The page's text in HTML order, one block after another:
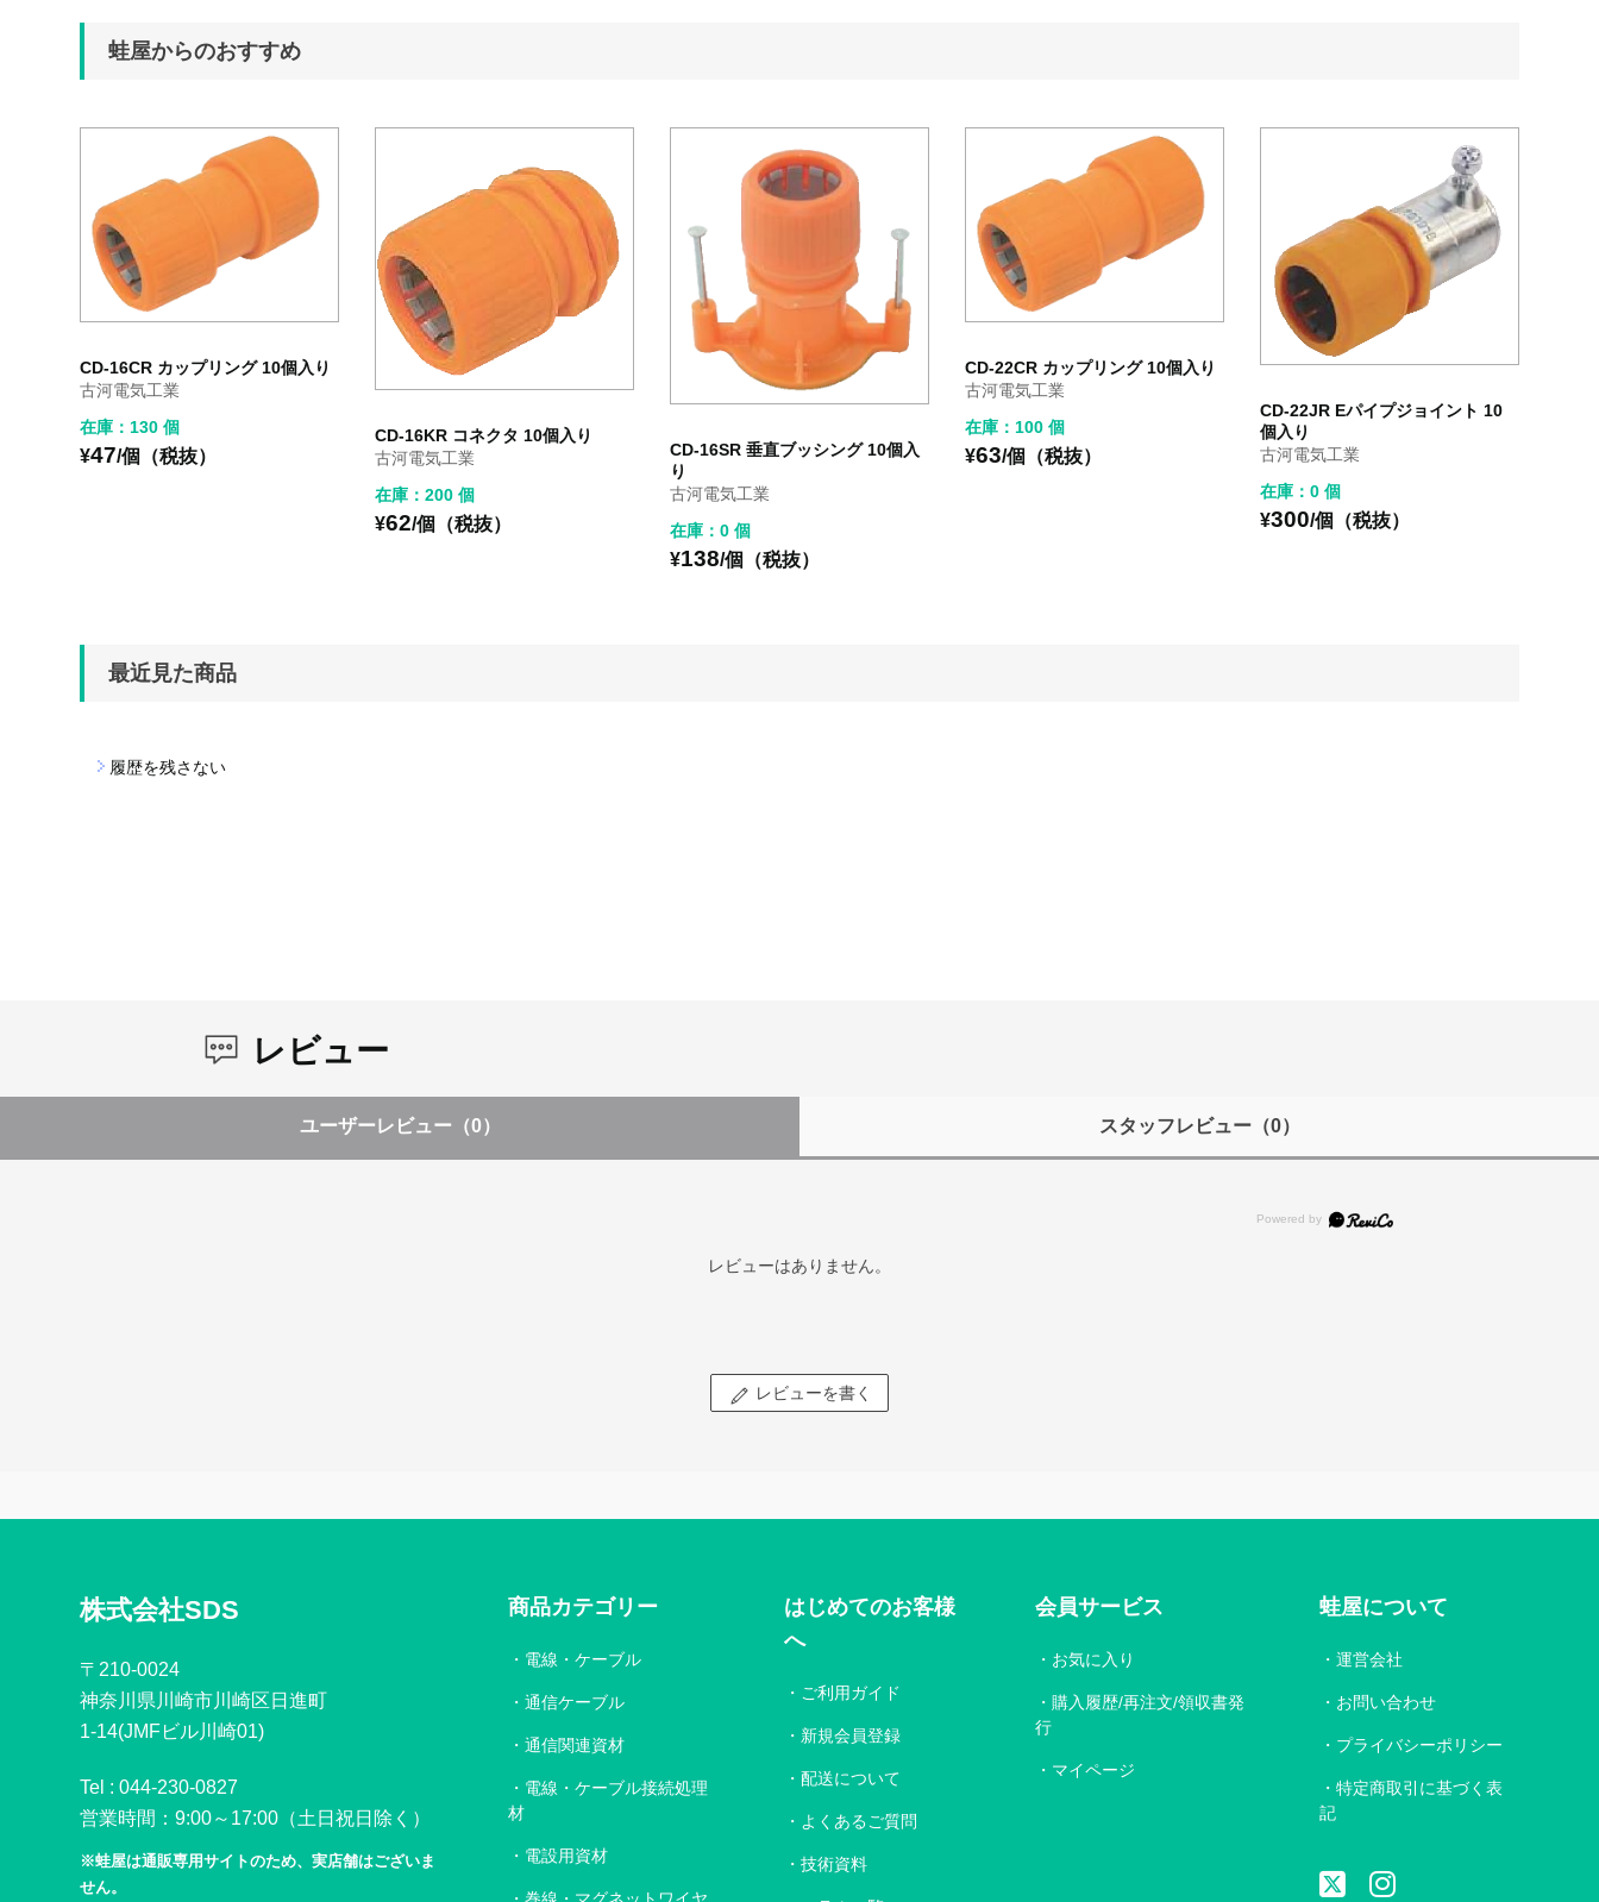
蛙屋からのおすすめ
CD-16CR カップリング 10個入り
古河電気工業
在庫：130 個
¥47/個（税抜）
CD-16KR コネクタ 10個入り
古河電気工業
在庫：200 個
¥62/個（税抜）
CD-16SR 垂直ブッシング 10個入
り
古河電気工業
在庫：0 個
¥138/個（税抜）
CD-22CR カップリング 10個入り
古河電気工業
在庫：100 個
¥63/個（税抜）
CD-22JR Eパイプジョイント 10
個入り
古河電気工業
在庫：0 個
¥300/個（税抜）
最近見た商品
履歴を残さない
レビュー
ユーザーレビュー （0） スタッフレビュー（0）
レビューはありません。
レビューを書く
株式会社SDS
〒210-0024
神奈川県川崎市川崎区日進町
1-14(JMFビル川崎01)
Tel :044-230-0827
営業時間：9:00～17:00（土日祝日除く）
※蛙屋は通販専用サイトのため、実店舗はございま
せん。
商品カテゴリー
電線・ケーブル
通信ケーブル
通信関連資材
電線・ケーブル接続処理
材
電設用資材
はじめてのお客様
へ
ご利用ガイド
新規会員登録
配送について
よくあるご質問
技術資料
会員サービス
お気に入り
購入履歴/再注文/領収書発
行
マイページ
蛙屋について
運営会社
お問い合わせ
プライバシーポリシー
特定商取引に基づく表
記